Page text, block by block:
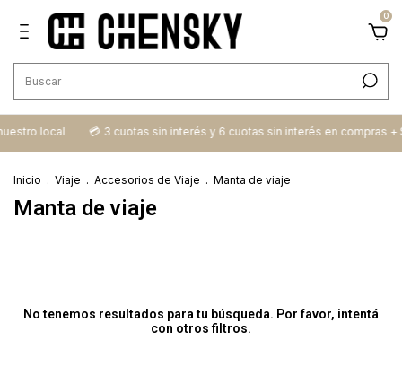
0
local 💳​ 3 cuotas sin interés y 6 cuotas sin interés en compras +
Inicio . Viaje . Accesorios de Viaje . Manta de viaje
Manta de viaje
No tenemos resultados para tu búsqueda. Por favor, intentá
con otros filtros.